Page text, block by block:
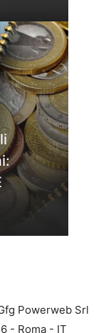
Powerweb Srl
- Roma - IT